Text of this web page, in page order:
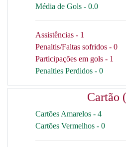
Média de Gols - 0.0
Assistências - 1
Penaltis/Faltas sofridos - 0
Participações em gols - 1
Penalties Perdidos - 0
Cartão
Cartões Amarelos - 4
Cartões Vermelhos - 0